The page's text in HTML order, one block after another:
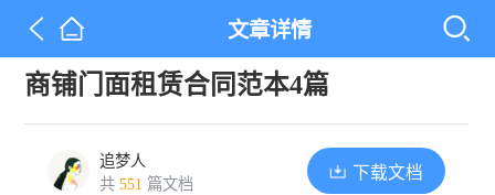
文章详情
商铺门面租赁合同范本4篇
追梦人
共 551 篇文档
下载文档